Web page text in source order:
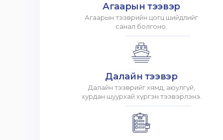
Агаарын тээвэр
Агаарын тээврийн цогц шийдлийг
санал болгоно.
Далайн тээвэр
Далайн тээврийг хямд, аюулгүй,
хурдан шуурхай хүргэн тээвэрлэнэ.